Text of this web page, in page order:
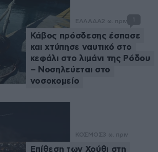
ΕΛΛΑΔΑ2 ω. πριν 1
Κάβος πρόσδεσης έσπασε
και χτύπησε ναυτικό στο
κεφάλι στο λιμάνι της Ρόδου
– Νοσηλεύεται στο
νοσοκομείο
ΚΟΣΜΟΣ3 ω. πριν
Επίθεση των Χούθι στη